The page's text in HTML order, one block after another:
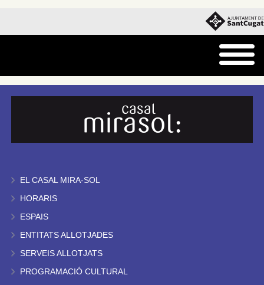
EL CASAL MIRA-SOL
HORARIS
ESPAIS
ENTITATS ALLOTJADES
SERVEIS ALLOTJATS
PROGRAMACIÓ CULTURAL